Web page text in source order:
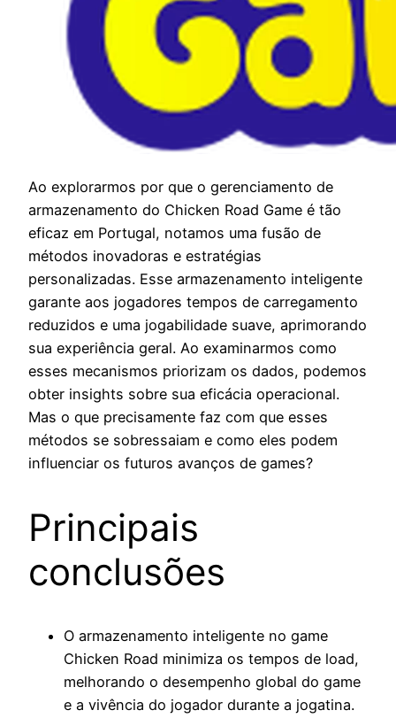
Ao explorarmos por que o gerenciamento de
armazenamento do Chicken Road Game é tão
eficaz em Portugal, notamos uma fusão de
métodos inovadoras e estratégias
personalizadas. Esse armazenamento inteligente
garante aos jogadores tempos de carregamento
reduzidos e uma jogabilidade suave, aprimorando
sua experiência geral. Ao examinarmos como
esses mecanismos priorizam os dados, podemos
obter insights sobre sua eficácia operacional.
Mas o que precisamente faz com que esses
métodos se sobressaiam e como eles podem
influenciar os futuros avanços de games?
Principais
conclusões
O armazenamento inteligente no game
Chicken Road minimiza os tempos de load,
melhorando o desempenho global do game
e a vivência do jogador durante a jogatina.